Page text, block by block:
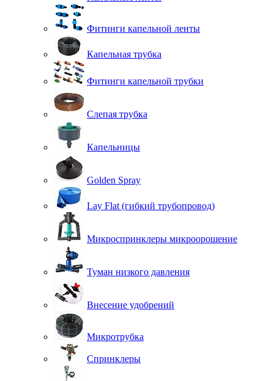
Фитинги капельной ленты
Капельная трубка
Фитинги капельной трубки
Слепая трубка
Капельницы
Golden Spray
Lay Flat (гибкий трубопровод)
Микроспринклеры микроорошение
Туман низкого давления
Внесение удобрений
Микротрубка
Спринклеры